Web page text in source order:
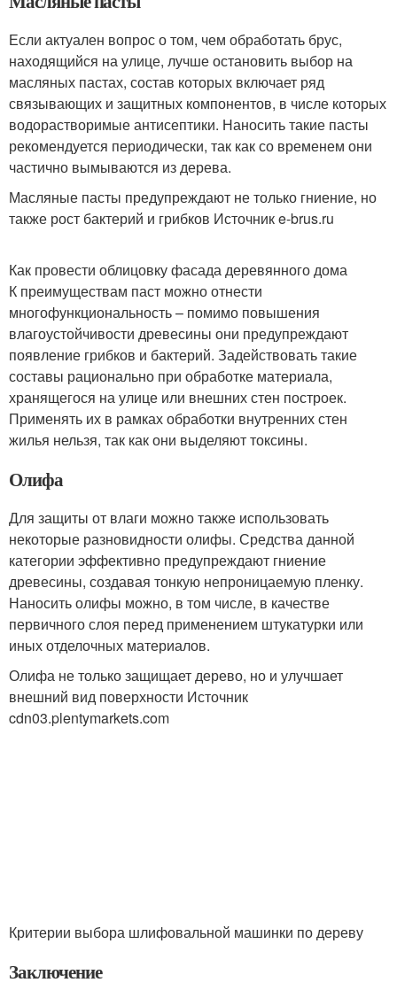
Если актуален вопрос о том, чем обработать брус,
находящийся на улице, лучше остановить выбор на
масляных пастах, состав которых включает ряд
связывающих и защитных компонентов, в числе которых
водорастворимые антисептики. Наносить такие пасты
рекомендуется периодически, так как со временем они
частично вымываются из дерева.
Масляные пасты предупреждают не только гниение, но
также рост бактерий и грибков Источник e-brus.ru
Как провести облицовку фасада деревянного дома
К преимуществам паст можно отнести
многофункциональность – помимо повышения
влагоустойчивости древесины они предупреждают
появление грибков и бактерий. Задействовать такие
составы рационально при обработке материала,
хранящегося на улице или внешних стен построек.
Применять их в рамках обработки внутренних стен
жилья нельзя, так как они выделяют токсины.
Олифа
Для защиты от влаги можно также использовать
некоторые разновидности олифы. Средства данной
категории эффективно предупреждают гниение
древесины, создавая тонкую непроницаемую пленку.
Наносить олифы можно, в том числе, в качестве
первичного слоя перед применением штукатурки или
иных отделочных материалов.
Олифа не только защищает дерево, но и улучшает
внешний вид поверхности Источник
cdn03.plentymarkets.com
Критерии выбора шлифовальной машинки по дереву
Заключение